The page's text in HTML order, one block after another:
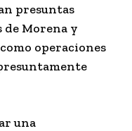
presuntas
Morena y
operaciones
una